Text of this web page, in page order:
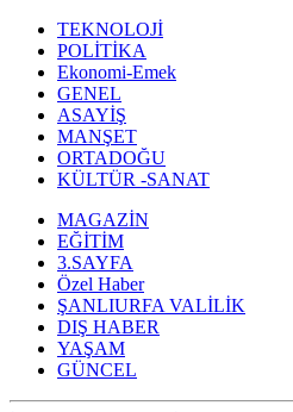
TEKNOLOJİ
POLİTİKA
Ekonomi-Emek
GENEL
ASAYİŞ
MANŞET
ORTADOĞU
KÜLTÜR -SANAT
MAGAZİN
EĞİTİM
3.SAYFA
Özel Haber
ŞANLIURFA VALİLİK
DIŞ HABER
YAŞAM
GÜNCEL